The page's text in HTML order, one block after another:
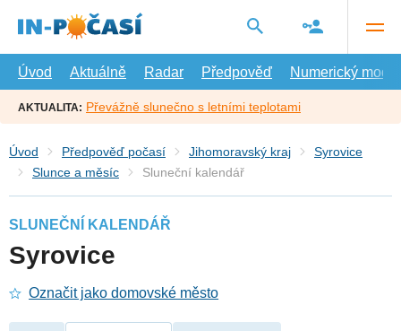
hlavní
Úvod
Aktuálně Radar Předpověď Numerický model
AKTUALITA: Převážně slunečno s letními teplotami
Úvod Předpověď počasí Jihomoravský kraj
Syrovice
Slunce a měsíc
Sluneční kalendář
SLUNEČNÍ KALENDÁŘ
Syrovice
Označit jako domovské město